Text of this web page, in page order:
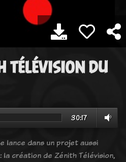
télévision du
30:17
lance dans un projet aussi
création de Zénith Télévision,